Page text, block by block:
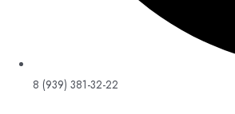
8 (939) 381-32-22